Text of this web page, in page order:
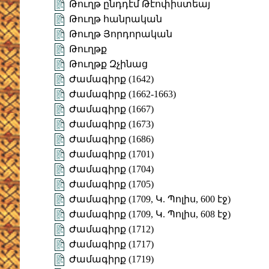
Թուղթ ընդդէմ Թէոփիստեայ
Թուղթ հանրական
Թուղթ Յորդորական
Թուղթք
Թուղթք Զչինաց
Ժամագիրք (1642)
Ժամագիրք (1662-1663)
Ժամագիրք (1667)
Ժամագիրք (1673)
Ժամագիրք (1686)
Ժամագիրք (1701)
Ժամագիրք (1704)
Ժամագիրք (1705)
Ժամագիրք (1709, Կ. Պոլիս, 600 էջ)
Ժամագիրք (1709, Կ. Պոլիս, 608 էջ)
Ժամագիրք (1712)
Ժամագիրք (1717)
Ժամագիրք (1719)